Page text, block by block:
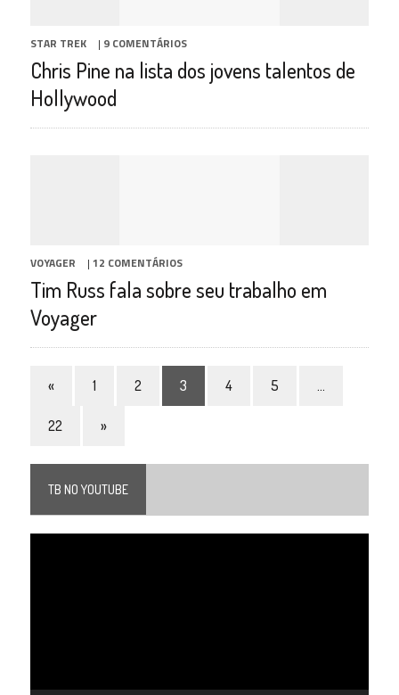
STAR TREK | 9 COMENTÁRIOS
Chris Pine na lista dos jovens talentos de
Hollywood
VOYAGER | 12 COMENTÁRIOS
Tim Russ fala sobre seu trabalho em
Voyager
« 1 2 3 4 5 …
22 »
TB NO YOUTUBE